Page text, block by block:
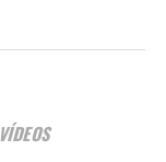
VÍDEOS